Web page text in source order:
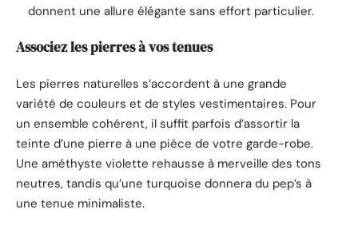
donnent une allure élégante sans effort particulier.
Associez les pierres à vos tenues
Les pierres naturelles s’accordent à une grande
variété de couleurs et de styles vestimentaires. Pour
un ensemble cohérent, il suffit parfois d’assortir la
teinte d’une pierre à une pièce de votre garde-robe.
Une améthyste violette rehausse à merveille des tons
neutres, tandis qu’une turquoise donnera du pep’s à
une tenue minimaliste.